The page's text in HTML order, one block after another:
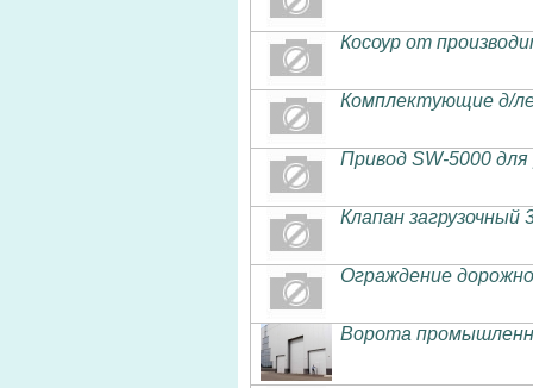
Косоур от
Комплектующие д/
Привод SW-5000
Клапан загрузочный
Ограждение
Ворота